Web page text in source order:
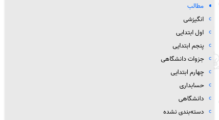
مطالب
انگیزشی
اول ابتدایی
پنجم ابتدایی
جزوات دانشگاهی
چهارم ابتدایی
حسابداری
دانشگاهی
دسته‌بندی نشده